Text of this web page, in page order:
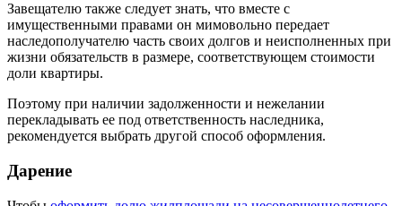
Завещателю также следует знать, что вместе с
имущественными правами он мимовольно передает
наследополучателю часть своих долгов и неисполненных при
жизни обязательств в размере, соответствующем стоимости
доли квартиры.
Поэтому при наличии задолженности и нежелании
перекладывать ее под ответственность наследника,
рекомендуется выбрать другой способ оформления.
Дарение